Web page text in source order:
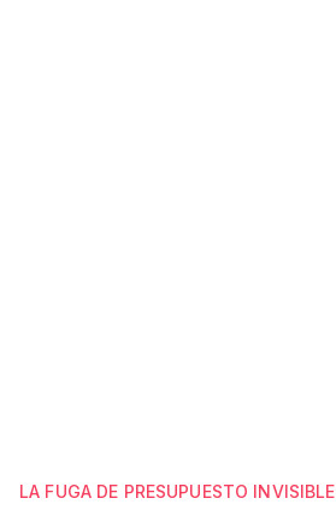
LA FUGA DE PRESUPUESTO INVISIBLE